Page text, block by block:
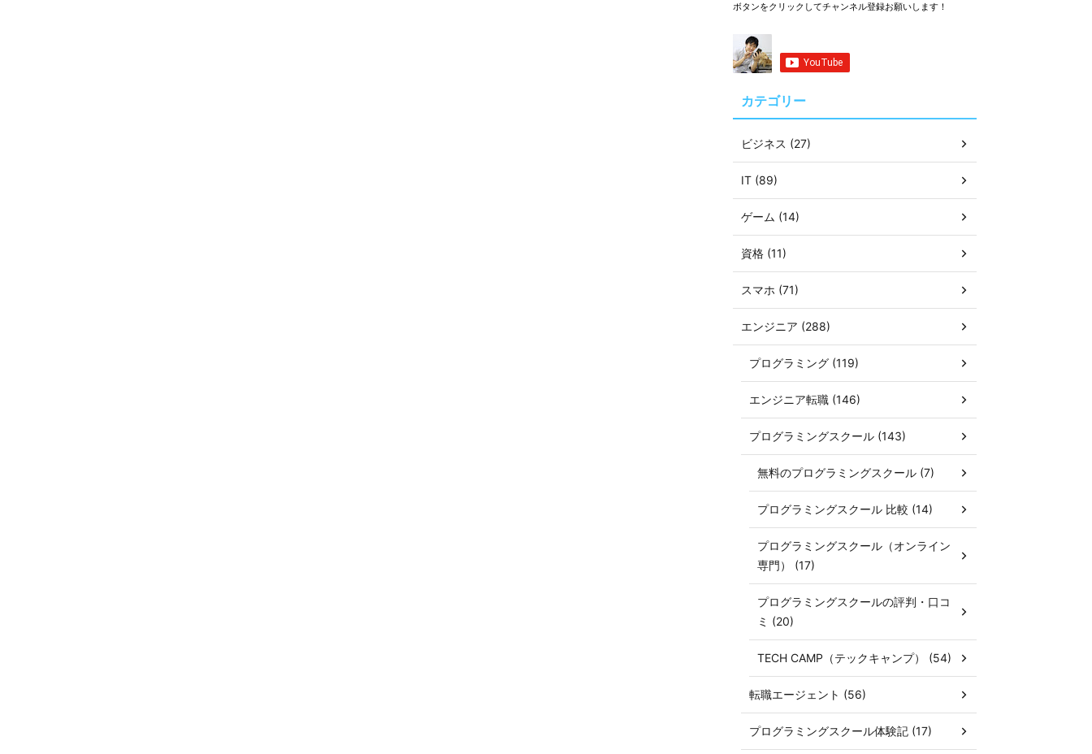
ボタンをクリックしてチャンネル登録お願いします！
カテゴリー
ビジネス (27)
IT (89)
ゲーム (14)
資格 (11)
スマホ (71)
エンジニア (288)
プログラミング (119)
エンジニア転職 (146)
プログラミングスクール (143)
無料のプログラミングスクール (7)
プログラミングスクール 比較 (14)
プログラミングスクール（オンライン
専門） (17)
プログラミングスクールの評判・口コ
ミ (20)
TECH CAMP（テックキャンプ） (54)
転職エージェント (56)
プログラミングスクール体験記 (17)